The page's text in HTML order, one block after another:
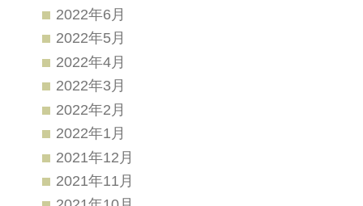
2022年6月
2022年5月
2022年4月
2022年3月
2022年2月
2022年1月
2021年12月
2021年11月